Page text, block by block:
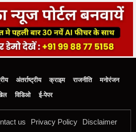
अंतर्राष्ट्रीय क्राइम राजनीति
मनोरंजन
विडिओ ई-पेपर
us Privacy Policy
Disclaimer